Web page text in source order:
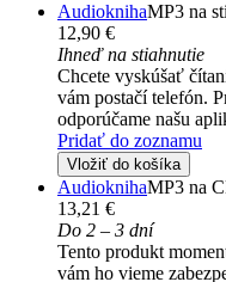
AudioknihaMP3 na
12,90 €
Ihneď na stiahnutie
Chcete vyskúšať
vám postačí telefón.
odporúčame našu
Pridať do zoznamu
Vložiť do košíka
AudioknihaMP3 na
13,21 €
Do 2 – 3 dní
Tento produkt
vám ho vieme